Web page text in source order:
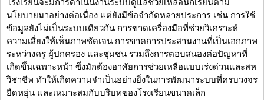
โรงเรียนจะมีการดำเนินงานระบบดูแลช่วยเหลือนักเรียนตาม
นโยบายมาอย่างต่อเนื่อง แต่ยังมีข้อจำกัดหลายประการ เช่น การใช้
ข้อมูลยังไม่เป็นระบบเดียวกัน การขาดเครื่องมือที่ช่วยวิเคราะห์
ความเสี่ยงให้เห็นภาพชัดเจน การขาดการประสานงานที่เป็นเอกภาพ
ระหว่างครู ผู้ปกครอง และชุมชน รวมถึงการตอบสนองต่อปัญหาที่
เกิดขึ้นเฉพาะหน้า ซึ่งมักต้องอาศัยการช่วยเหลือแบบเร่งด่วนและสห
วิชาชีพ ทำให้เกิดความจำเป็นอย่างยิ่งในการพัฒนาระบบที่ครบวงจร
ยืดหยุ่น และเหมาะสมกับบริบทของโรงเรียนขนาดเล็ก